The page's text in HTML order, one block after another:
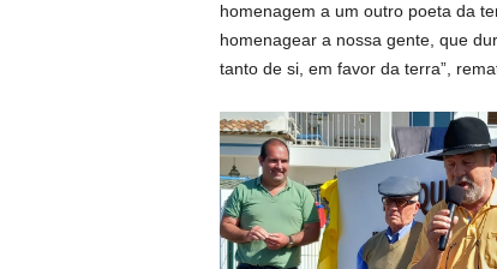
homenagem a um outro poeta da
homenagear a nossa gente, que
tanto de si, em favor da terra”,